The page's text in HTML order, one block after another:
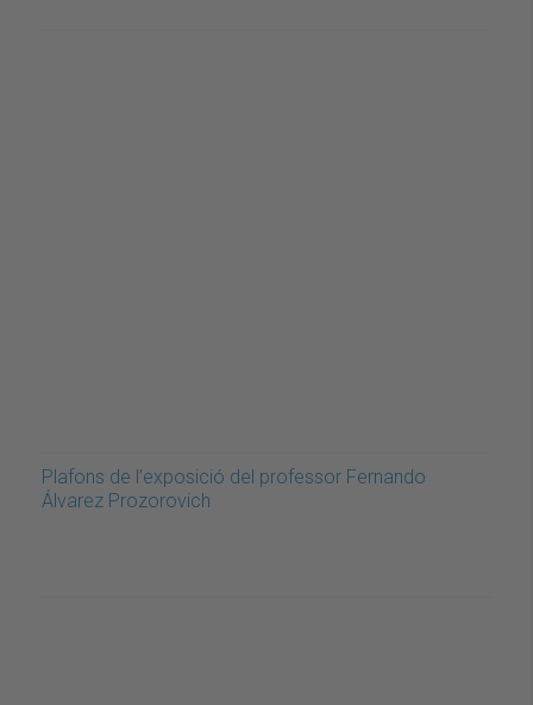
Plafons de l’exposició del professor Fernando
Álvarez Prozorovich